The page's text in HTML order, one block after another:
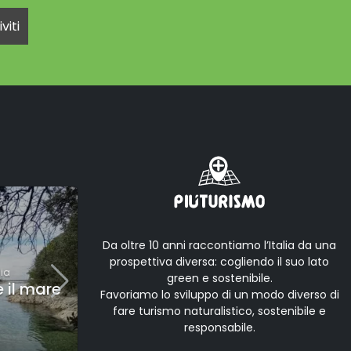
il mare
Aurisina Friuli-Venezia Giulia - Italia
Il Sentiero della Salvia:
inverno vista mare
Da oltre 10 anni raccontiamo l’Italia da una
prospettiva diversa: cogliendo il suo lato
green e sostenibile.
Favoriamo lo sviluppo di un modo diverso di
fare turismo naturalistico, sostenibile e
responsabile.